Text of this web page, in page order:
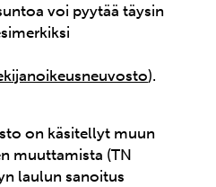
voi pyytää täysin
).
on käsitellyt muun
muuttamista (TN
laulun sanoitus